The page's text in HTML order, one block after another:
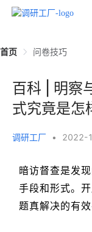
首页 问卷技巧
百科 | 明察
式究竟是怎
调研工厂 • 2022-
暗访督查是发
手段和形式。
题真解决的有效